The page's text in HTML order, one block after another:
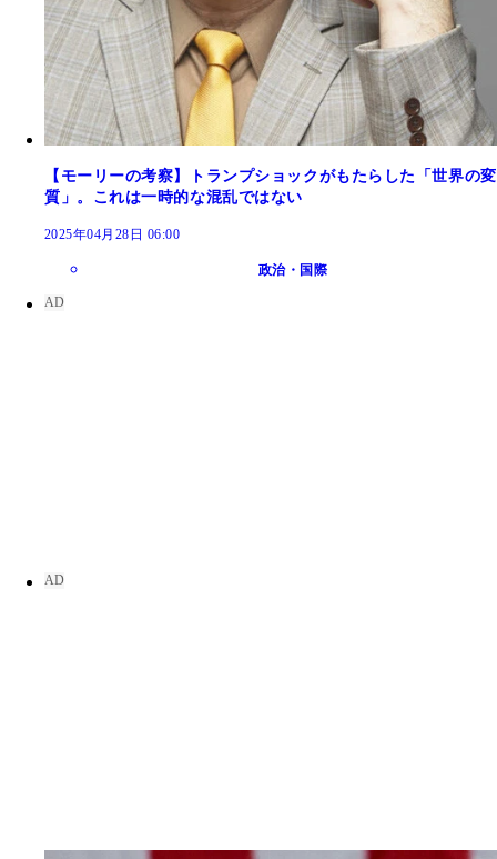
【モーリーの考察】トランプショックがもたらした「世界の変
質」。これは一時的な混乱ではない
2025年04月28日 06:00
政治・国際